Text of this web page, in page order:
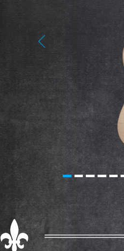
Previous